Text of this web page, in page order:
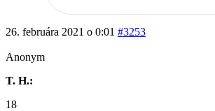
26. februára 2021 o 0:01 #3253
Anonym
T. H.:
18